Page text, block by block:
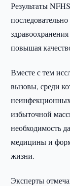
Результаты
повышая
Вместе с тем
вызовы, среди
неинфекционных
избыточной
необходимость
медицины и
жизни.
Эксперты